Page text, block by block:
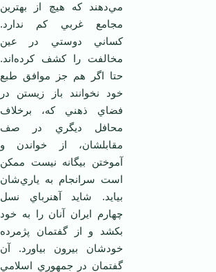
مي‌دهند که هيچ از بهترين
مجامع غربي کم ندارد.
کساني دوستي در عين
مخالفت را کشف کرده‌اند.
حتا اگر هم جز موافق طبع
خود نخوانند باز زيستن در
فضاي ذهني که، برخلاف
محافل ديگري در صف
مقابلشان، از خواندن و
آموختن بيگانه نيست ممکن
است سرانجام به ياري‌شان
بيايد. شايد آهنرباي نسل
چهارم ايران آنان را به خود
بکشد و از گفتمان پژمرده
خودشان بيرون بياورد. آن
گفتمان در جمهوري اسلامي